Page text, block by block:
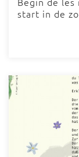
start in de